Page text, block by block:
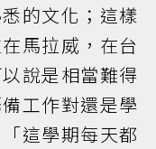
的文化；這樣
馬拉威，在台
說是相當難得
工作對還是學
這學期每天都